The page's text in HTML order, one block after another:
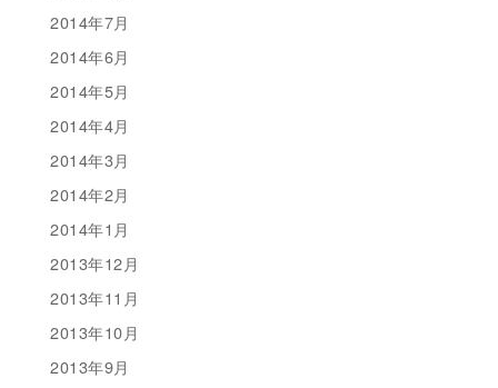
2014年7月
2014年6月
2014年5月
2014年4月
2014年3月
2014年2月
2014年1月
2013年12月
2013年11月
2013年10月
2013年9月